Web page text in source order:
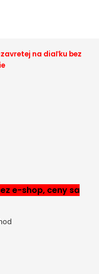
na diaľku bez
e-shop, ceny sa